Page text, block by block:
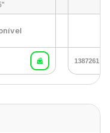
1387261